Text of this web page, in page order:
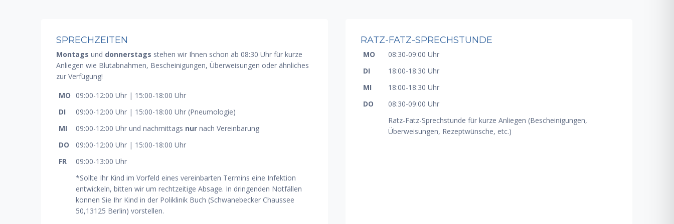
SPRECHZEITEN
Montags und donnerstags stehen wir Ihnen schon ab 08:30 Uhr für kurze
Anliegen wie Blutabnahmen, Bescheinigungen, Überweisungen oder ähnliches
zur Verfügung!
MO 09:00-12:00 Uhr | 15:00-18:00 Uhr
DI
09:00-12:00 Uhr | 15:00-18:00 Uhr (Pneumologie)
MI
09:00-12:00 Uhr und nachmittags nur nach Vereinbarung
DO
09:00-12:00 Uhr | 15:00-18:00 Uhr
FR
09:00-13:00 Uhr
*Sollte Ihr Kind im Vorfeld eines vereinbarten Termins eine Infektion
entwickeln, bitten wir um rechtzeitige Absage. In dringenden Notfällen
können Sie Ihr Kind in der Poliklinik Buch (Schwanebecker Chaussee
50,13125 Berlin) vorstellen.
RATZ-FATZ-SPRECHSTUNDE
MO
08:30-09:00 Uhr
DI
18:00-18:30 Uhr
MI
18:00-18:30 Uhr
DO
08:30-09:00 Uhr
Ratz-Fatz-Sprechstunde für kurze Anliegen (Bescheinigungen,
Überweisungen, Rezeptwünsche, etc.)